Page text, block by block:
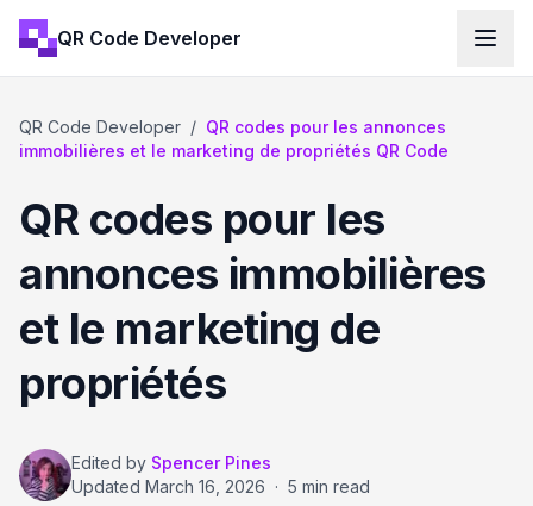
QR Code Developer
QR Code Developer / QR codes pour les annonces
immobilières et le marketing de propriétés QR Code
QR codes pour les
annonces immobilières
et le marketing de
propriétés
Edited by Spencer Pines
Updated March 16, 2026 · 5 min read